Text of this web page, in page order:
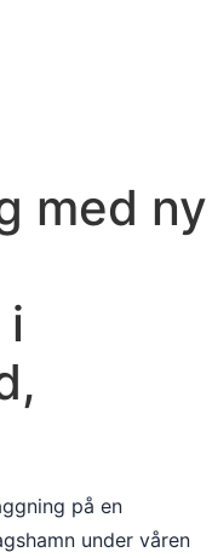
med ny
på en
under våren